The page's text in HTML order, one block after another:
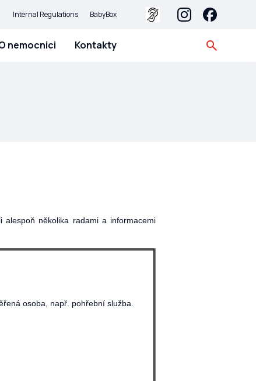
Internal Regulations BabyBox
nemocnici Kontakty
několika radami a informacemi
osoba, např. pohřební služba.